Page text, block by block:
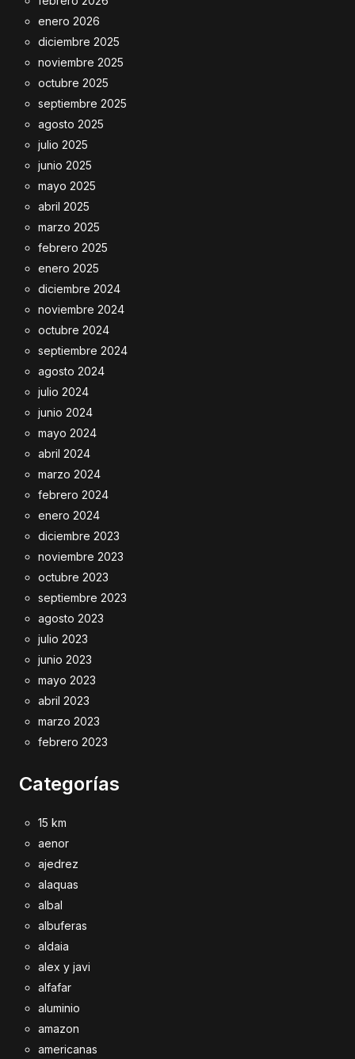
enero 2026
diciembre 2025
noviembre 2025
octubre 2025
septiembre 2025
agosto 2025
julio 2025
junio 2025
mayo 2025
abril 2025
marzo 2025
febrero 2025
enero 2025
diciembre 2024
noviembre 2024
octubre 2024
septiembre 2024
agosto 2024
julio 2024
junio 2024
mayo 2024
abril 2024
marzo 2024
febrero 2024
enero 2024
diciembre 2023
noviembre 2023
octubre 2023
septiembre 2023
agosto 2023
julio 2023
junio 2023
mayo 2023
abril 2023
marzo 2023
febrero 2023
Categorías
15 km
aenor
ajedrez
alaquas
albal
albuferas
aldaia
alex y javi
alfafar
aluminio
amazon
americanas